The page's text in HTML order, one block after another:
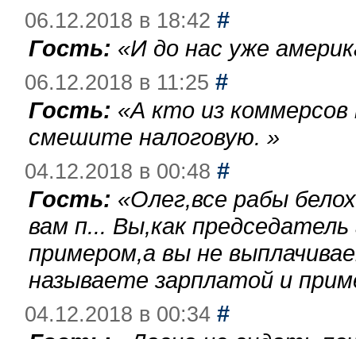
06.12.2018 в 18:42 #
Гость: «И до нас уже
06.12.2018 в 11:25 #
Гость: «А кто из
смешите налоговую. »
04.12.2018 в 00:48 #
Гость: «Олег,все рабы
вам п... Вы,как
примером,а вы не
называете зарплатой и
04.12.2018 в 00:34 #